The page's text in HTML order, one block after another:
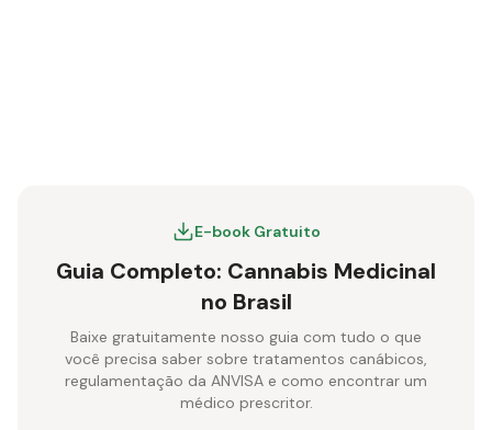
E-book Gratuito
Guia Completo: Cannabis Medicinal
no Brasil
Baixe gratuitamente nosso guia com tudo o que
você precisa saber sobre tratamentos canábicos,
regulamentação da ANVISA e como encontrar um
médico prescritor.